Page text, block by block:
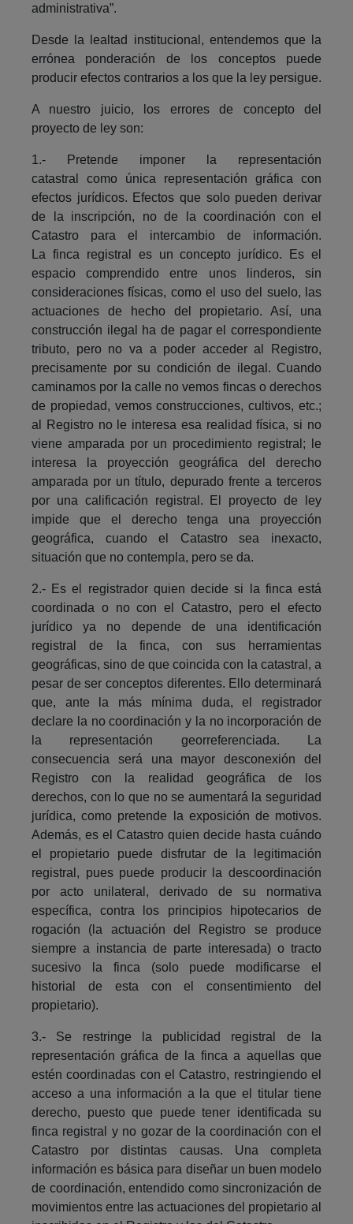
administrativa”.
Desde la lealtad institucional, entendemos que la
errónea ponderación de los conceptos puede
producir efectos contrarios a los que la ley persigue.
A nuestro juicio, los errores de concepto del
proyecto de ley son:
1.- Pretende imponer la representación
catastral como única representación gráfica con
efectos jurídicos. Efectos que solo pueden derivar
de la inscripción, no de la coordinación con el
Catastro para el intercambio de información.
La finca registral es un concepto jurídico. Es el
espacio comprendido entre unos linderos, sin
consideraciones físicas, como el uso del suelo, las
actuaciones de hecho del propietario. Así, una
construcción ilegal ha de pagar el correspondiente
tributo, pero no va a poder acceder al Registro,
precisamente por su condición de ilegal. Cuando
caminamos por la calle no vemos fincas o derechos
de propiedad, vemos construcciones, cultivos, etc.;
al Registro no le interesa esa realidad física, si no
viene amparada por un procedimiento registral; le
interesa la proyección geográfica del derecho
amparada por un título, depurado frente a terceros
por una calificación registral. El proyecto de ley
impide que el derecho tenga una proyección
geográfica, cuando el Catastro sea inexacto,
situación que no contempla, pero se da.
2.- Es el registrador quien decide si la finca está
coordinada o no con el Catastro, pero el efecto
jurídico ya no depende de una identificación
registral de la finca, con sus herramientas
geográficas, sino de que coincida con la catastral, a
pesar de ser conceptos diferentes. Ello determinará
que, ante la más mínima duda, el registrador
declare la no coordinación y la no incorporación de
la representación georreferenciada. La
consecuencia será una mayor desconexión del
Registro con la realidad geográfica de los
derechos, con lo que no se aumentará la seguridad
jurídica, como pretende la exposición de motivos.
Además, es el Catastro quien decide hasta cuándo
el propietario puede disfrutar de la legitimación
registral, pues puede producir la descoordinación
por acto unilateral, derivado de su normativa
específica, contra los principios hipotecarios de
rogación (la actuación del Registro se produce
siempre a instancia de parte interesada) o tracto
sucesivo la finca (solo puede modificarse el
historial de esta con el consentimiento del
propietario).
3.- Se restringe la publicidad registral de la
representación gráfica de la finca a aquellas que
estén coordinadas con el Catastro, restringiendo el
acceso a una información a la que el titular tiene
derecho, puesto que puede tener identificada su
finca registral y no gozar de la coordinación con el
Catastro por distintas causas. Una completa
información es básica para diseñar un buen modelo
de coordinación, entendido como sincronización de
movimientos entre las actuaciones del propietario al